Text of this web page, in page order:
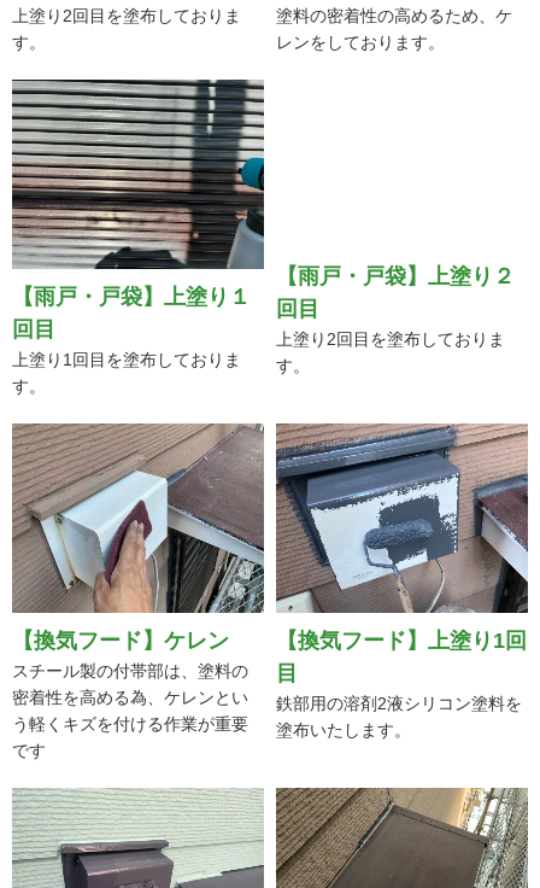
上塗り2回目を塗布しておりま
す。
塗料の密着性の高めるため、ケ
レンをしております。
【雨戸・戸袋】上塗り１
回目
上塗り1回目を塗布しておりま
す。
【雨戸・戸袋】上塗り２
回目
上塗り2回目を塗布しておりま
【換気フード】ケレン
スチール製の付帯部は、塗料の
密着性を高める為、ケレンとい
う軽くキズを付ける作業が重要
です
【換気フード】上塗り1回
目
鉄部用の溶剤2液シリコン塗料を
塗布いたします。